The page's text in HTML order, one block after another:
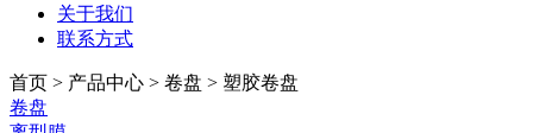
关于我们
联系方式
首页 > 产品中心 > 卷盘 > 塑胶卷盘
卷盘